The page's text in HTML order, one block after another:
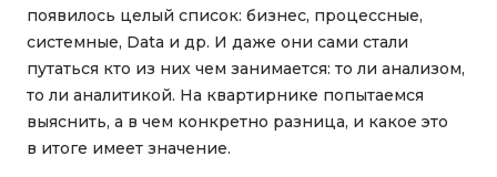
появилось целый список: бизнес, процессные,
системные, Data и др. И даже они сами стали
путаться кто из них чем занимается: то ли анализом,
то ли аналитикой. На квартирнике попытаемся
выяснить, а в чем конкретно разница, и какое это
в итоге имеет значение.